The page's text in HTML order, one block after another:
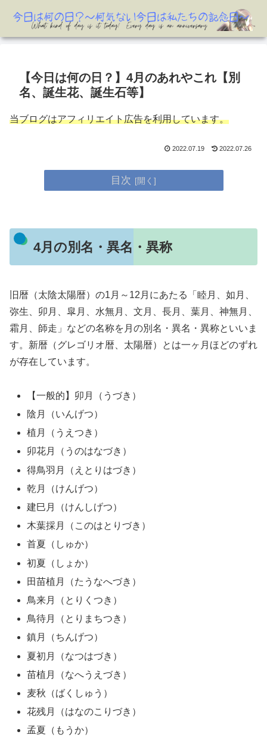
【今日は何の日？】4月のあれやこれ【別
名、誕生花、誕生石等】
当ブログはアフィリエイト広告を利用しています。
2022.07.19 2022.07.26
目次
4月の別名・異名・異称
旧暦（太陰太陽暦）の1月～12月にあたる「睦月、如月、
弥生、卯月、皐月、水無月、文月、長月、葉月、神無月、
霜月、師走」などの名称を月の別名・異名・異称といいま
す。新暦（グレゴリオ暦、太陽暦）とは一ヶ月ほどのずれ
が存在しています。
【一般的】卯月（うづき）
陰月（いんげつ）
植月（うえつき）
卯花月（うのはなづき）
得鳥羽月（えとりはづき）
乾月（けんげつ）
建巳月（けんしげつ）
木葉採月（このはとりづき）
首夏（しゅか）
初夏（しょか）
田苗植月（たうなへづき）
鳥来月（とりくつき）
鳥待月（とりまちつき）
鎮月（ちんげつ）
夏初月（なつはづき）
苗植月（なへうえづき）
麦秋（ばくしゅう）
花残月（はなのこりづき）
孟夏（もうか）